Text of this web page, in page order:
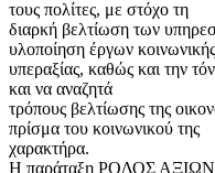
τους πολίτες, με στόχο τη
διαρκή βελτίωση των
υλοποίηση έργων κοινωνικής
υπεραξίας, καθώς και την
και να αναζητά
τρόπους βελτίωσης της
πρίσμα του κοινωνικού της
χαρακτήρα.
Η παράταξη ΡΟΔΟΣ